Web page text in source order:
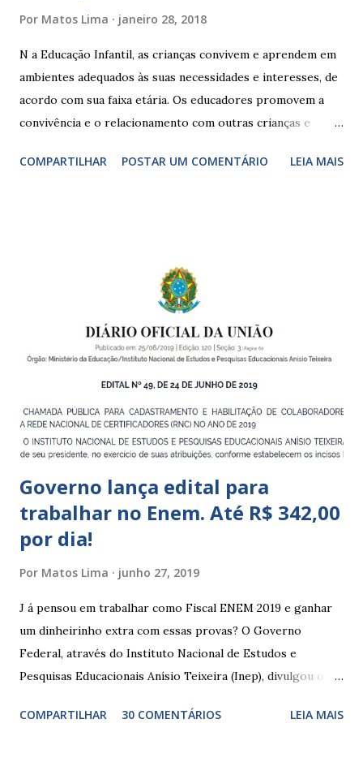
Por Matos Lima janeiro 28, 2018
N a Educação Infantil, as crianças convivem e aprendem em
ambientes adequados às suas necessidades e interesses, de
acordo com sua faixa etária. Os educadores promovem a
convivência e o relacionamento com outras crianças e
garantir o direito das crianças a uma educação integral e de
crianças de zero a 3 anos e 11 meses; – EMEIs - Escolas
Municipais de Educação Infantil, que atendem crianças de 4
a 5 anos e 11 meses; – CEMEI - Centro Municipal de
Educação Infantil, que recebe crianças de zero a 5 anos e 11
Indígena, e trabalham com cri...
COMPARTILHAR POSTAR UM COMENTÁRIO LEIA MAIS
Governo lança edital para
trabalhar no Enem. Até R$ 342,00
por dia!
Por Matos Lima junho 27, 2019
J á pensou em trabalhar como Fiscal ENEM 2019 e ganhar
um dinheirinho extra com essas provas? O Governo
Federal, através do Instituto Nacional de Estudos e
Pesquisas Educacionais Anísio Teixeira (Inep), divulgou o
Enem 2019. O Exame Nacional do Ensino Médio ou ENEM é
COMPARTILHAR 30 COMENTÁRIOS LEIA MAIS